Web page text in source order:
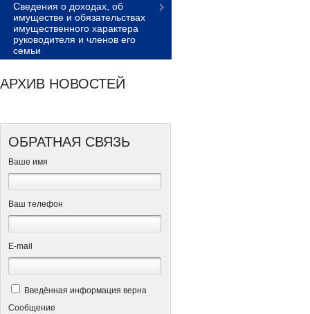
Сведения о доходах, об
имуществе и обязательствах
имущественного характера
руководителя и членов его
семьи
АРХИВ НОВОСТЕЙ
ОБРАТНАЯ СВЯЗЬ
Ваше имя
Ваш телефон
Е-mail
Введённая информация верна
Сообщение